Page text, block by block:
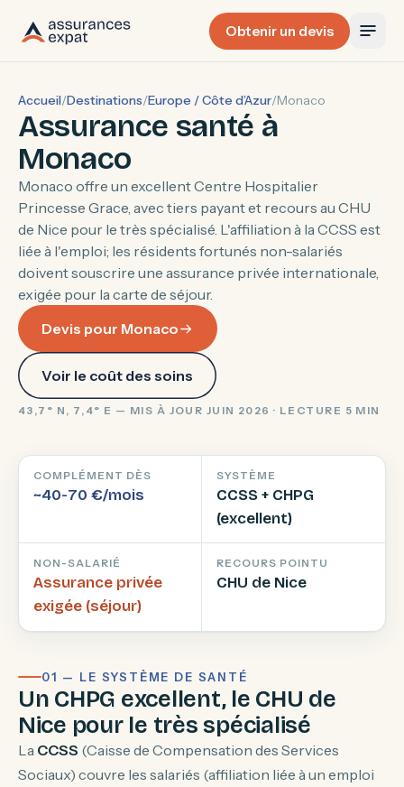
Obtenir un devis
Accueil/Destinations/Europe / Côte d’Azur/Monaco
Assurance santé à
Monaco
Monaco offre un excellent Centre Hospitalier
Princesse Grace, avec tiers payant et recours au CHU
de Nice pour le très spécialisé. L'affiliation à la CCSS est
liée à l'emploi; les résidents fortunés non-salariés
doivent souscrire une assurance privée internationale,
exigée pour la carte de séjour.
Devis pour Monaco
Voir le coût des soins
43,7° N, 7,4° E — MIS À JOUR JUIN 2026 · LECTURE 5 MIN
COMPLÉMENT DÈS
~40-70 €/mois
SYSTÈME
CCSS + CHPG
(excellent)
NON-SALARIÉ
Assurance privée
exigée (séjour)
RECOURS POINTU
CHU de Nice
01 — LE SYSTÈME DE SANTÉ
Un CHPG excellent, le CHU de
Nice pour le très spécialisé
La CCSS (Caisse de Compensation des Services
Sociaux) couvre les salariés (affiliation liée à un emploi